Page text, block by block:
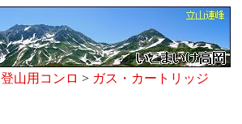
登山用コンロ > ガス・カートリッジ